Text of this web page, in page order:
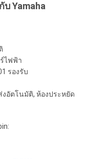
Yamaha
ไฟฟ้า
รองรับ
งอัตโนมัติ, ห้องประหยัด